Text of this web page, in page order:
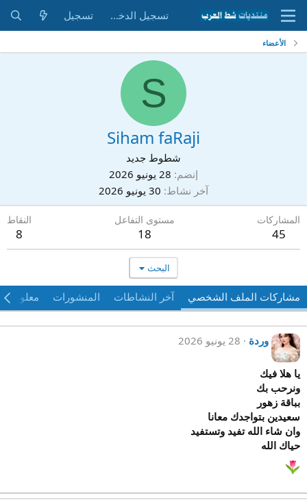
تسجيل الدخول تسجيل
الأعضاء
S
Siham faRaji
شطوط جديد
إنضم 28 يونيو 2026
آخر نشاط 30 يونيو 2026
المشاركات
45
مستوى التفاعل
18
النقاط
8
البحث
مشاركات الملف الشخصي آخر النشاطات المنشورات معلومات
وردة 28 يونيو 2026
يا هلا فيك
ونرحب بك
بباقة زهور
سعيدين بتواجدك معانا
وان شاء الله تفيد وتستفيد
حياك الله